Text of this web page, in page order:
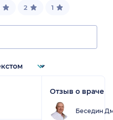
2 1
Отзыв о враче
Беседин